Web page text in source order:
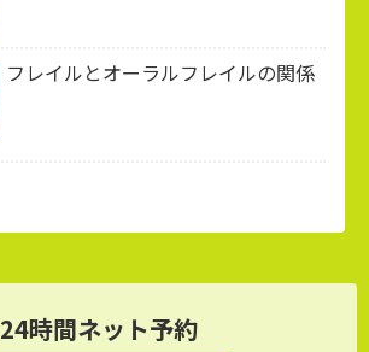
フレイルとオーラルフレイルの関係
24時間ネット予約